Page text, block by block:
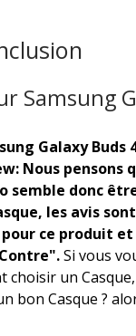
Samsung
Galaxy Buds
Nous pensons
semble donc
les avis
ce produit
Si vous
choisir un
bon Casque ?